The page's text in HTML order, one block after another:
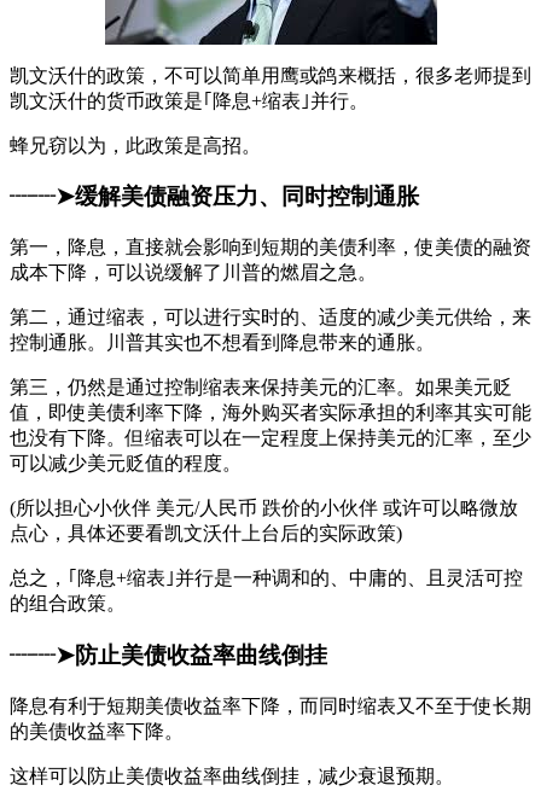
凯文沃什的政策，不可以简单用鹰或鸽来概括，很多老师提到
凯文沃什的货币政策是｢降息+缩表｣并行。
蜂兄窃以为，此政策是高招。
┈┈➤缓解美债融资压力、同时控制通胀
第一，降息，直接就会影响到短期的美债利率，使美债的融资
成本下降，可以说缓解了川普的燃眉之急。
第二，通过缩表，可以进行实时的、适度的减少美元供给，来
控制通胀。川普其实也不想看到降息带来的通胀。
第三，仍然是通过控制缩表来保持美元的汇率。如果美元贬
值，即使美债利率下降，海外购买者实际承担的利率其实可能
也没有下降。但缩表可以在一定程度上保持美元的汇率，至少
可以减少美元贬值的程度。
(所以担心小伙伴 美元/人民币 跌价的小伙伴 或许可以略微放
点心，具体还要看凯文沃什上台后的实际政策)
总之，｢降息+缩表｣并行是一种调和的、中庸的、且灵活可控
的组合政策。
┈┈➤防止美债收益率曲线倒挂
降息有利于短期美债收益率下降，而同时缩表又不至于使长期
的美债收益率下降。
这样可以防止美债收益率曲线倒挂，减少衰退预期。